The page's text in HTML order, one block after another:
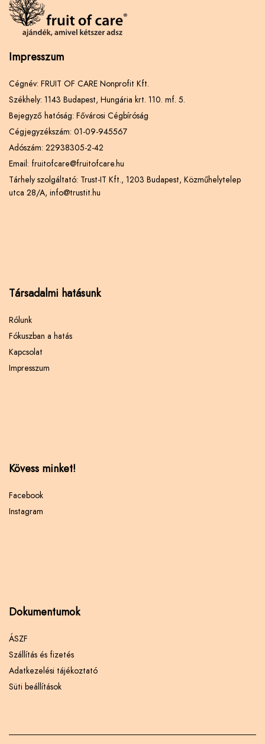
Impresszum
Cégnév: FRUIT OF CARE Nonprofit Kft.
Székhely: 1143 Budapest, Hungária krt. 110. mf. 5.
Bejegyző hatóság: Fővárosi Cégbíróság
Cégjegyzékszám: 01-09-945567
Adószám: 22938305-2-42
Email: fruitofcare@fruitofcare.hu
Tárhely szolgáltató: Trust-IT Kft., 1203 Budapest, Közműhelytelep
utca 28/A, info@trustit.hu
Társadalmi hatásunk
Rólunk
Fókuszban a hatás
Kapcsolat
Impresszum
Kövess minket!
Facebook
Instagram
Dokumentumok
ÁSZF
Szállítás és fizetés
Adatkezelési tájékoztató
Süti beállítások